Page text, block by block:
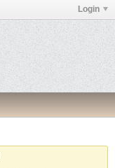
Login